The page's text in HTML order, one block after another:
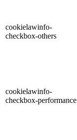
cookielawinfo-
checkbox-others
cookielawinfo-
checkbox-performance